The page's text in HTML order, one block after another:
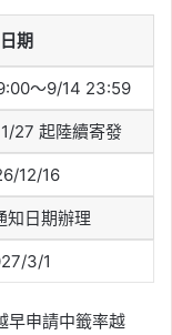
日期
～9/14 23:59
27 起陸續寄發
12/16
知日期辦理
3/1
早申請中籤率越